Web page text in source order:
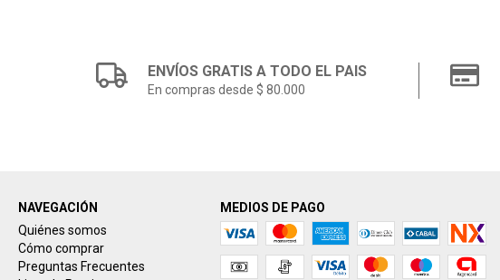
ENVÍOS GRATIS A TODO EL PAIS
En compras desde $ 80.000
NAVEGACIÓN
Quiénes somos
Cómo comprar
Preguntas Frecuentes
MEDIOS DE PAGO